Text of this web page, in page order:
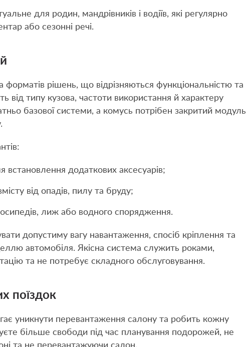
для родин, мандрівників і водіїв, які регулярно
або сезонні речі.
рішень, що відрізняються функціональністю та
від типу кузова, частоти використання й характеру
базової системи, а комусь потрібен закритий модуль
встановлення додаткових аксесуарів;
від опадів, пилу та бруду;
лиж або водного спорядження.
допустиму вагу навантаження, спосіб кріплення та
автомобіля. Якісна система служить роками,
та не потребує складного обслуговування.
поїздок
уникнути перевантаження салону та робить кожну
більше свободи під час планування подорожей, не